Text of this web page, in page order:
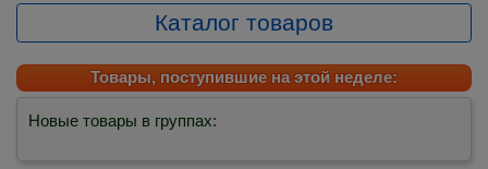
Каталог товаров
Товары, поступившие на этой неделе:
Новые товары в группах: